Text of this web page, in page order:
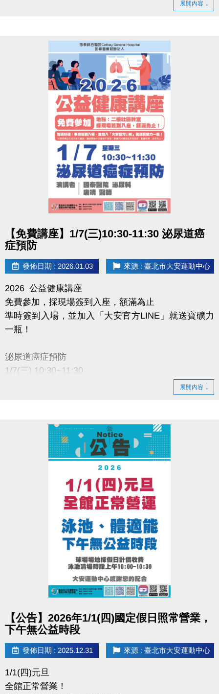
展開內容
【免費講座】1/7(三)10:30-11:30 泌尿道癌
症預防
發佈日期 : 2026.01.03 來源 : 臺北市大安運動中心
2026 公益健康講座
免費參加，採現場簽到入座，額滿為止
準時簽到入場，並加入「大安官方LINE」就送寶礦力
一瓶！
泌尿道癌症預防
1/7(三) 10:30~11:30
※加碼好禮規範：須現場出示成功加入畫面，講座開始
十分鐘後不受理，敬請準時報到！寶礦力於講座結束
後發放，數量有限，送完為止。
國泰綜合醫院Cathay General Hospital
國泰醫療財團法人
展開內容
【公告】2026年1/1(四)國定假日照常營業，
下午無公益時段
發佈日期 : 2025.12.31 來源 : 臺北市大安運動中心
1/1(四)元旦
全館正常營業！